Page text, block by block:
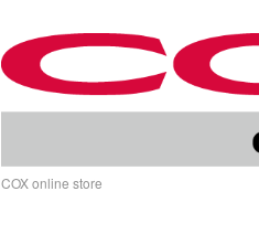
COX online store